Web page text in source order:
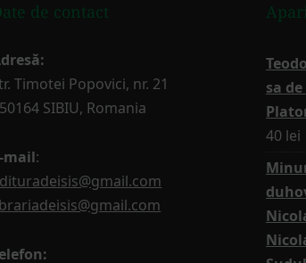
de contact
Timotei Popovici, nr. 21
SIBIU, Romania
mail:
sa
40 lei